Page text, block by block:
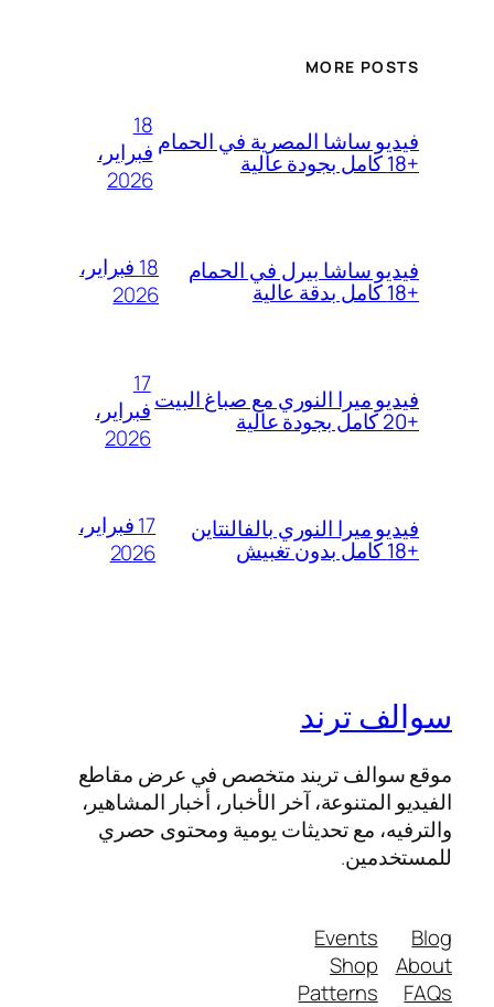
MORE POSTS
فيديو ساشا المصرية في الحمام
+18 كامل بجودة عالية
18
فبراير،
2026
فيديو ساشا بيرل في الحمام
+18 كامل بدقة عالية
18 فبراير،
2026
فيديو ميرا النوري مع صباغ البيت
+20 كامل بجودة عالية
17
فبراير،
2026
فيديو ميرا النوري بالفالنتاين
+18 كامل بدون تغبيش
17 فبراير،
2026
سوالف ترند
موقع سوالف تريند متخصص في عرض مقاطع
الفيديو المتنوعة، آخر الأخبار، أخبار المشاهير،
والترفيه، مع تحديثات يومية ومحتوى حصري
للمستخدمين.
Blog
About
FAQs
Events
Shop
Patterns